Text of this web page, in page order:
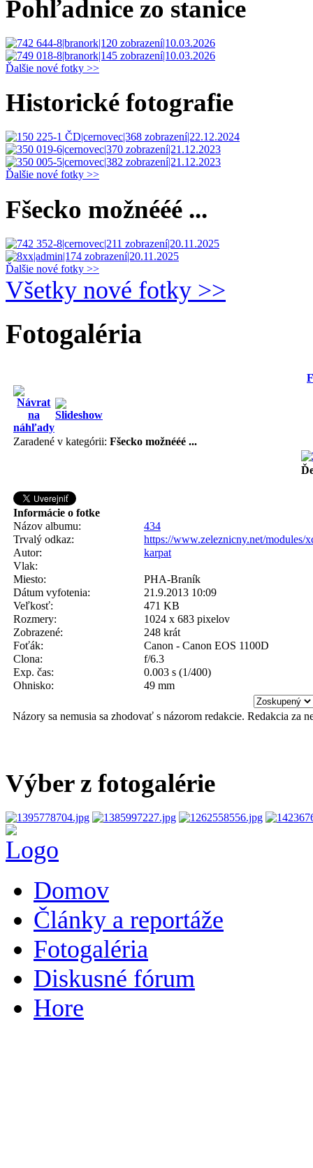
Pohľadnice zo stanice
Ďalšie nové fotky >>
Historické fotografie
Ďalšie nové fotky >>
Fšecko možnééé ...
Ďalšie nové fotky >>
Všetky nové fotky >>
Fotogaléria
Zaradené v kategórii: Fšecko možnééé ...
Informácie o fotke
Názov albumu:
434
Trvalý odkaz:
https://www.zeleznicny.net/modules/
Autor:
karpat
Vlak:
Miesto:
PHA-Braník
Dátum vyfotenia:
21.9.2013 10:09
Veľkosť:
471 KB
Rozmery:
1024 x 683 pixelov
Zobrazené:
248 krát
Foťák:
Canon - Canon EOS 1100D
Clona:
f/6.3
Exp. čas:
0.003 s (1/400)
Ohnisko:
49 mm
Názory sa nemusia sa zhodovať s názorom redakcie. Redakcia za
Výber z fotogalérie
Domov
Články a reportáže
Fotogaléria
Diskusné fórum
Hore